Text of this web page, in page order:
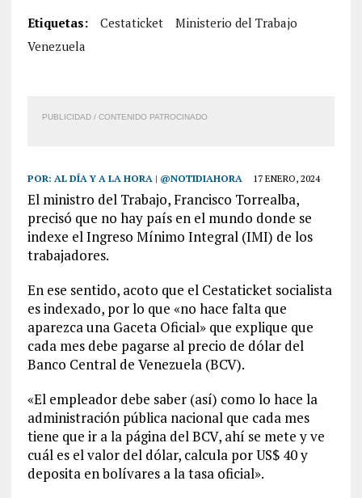
Etiquetas: Cestaticket
Ministerio del Trabajo
Venezuela
PUBLICIDAD / CONTENIDO PATROCINADO
POR: AL DÍA Y A LA HORA | @NOTIDIAHORA 17 ENERO, 2024
El ministro del Trabajo, Francisco Torrealba,
precisó que no hay país en el mundo donde se
indexe el Ingreso Mínimo Integral (IMI) de los
trabajadores.
En ese sentido, acoto que el Cestaticket socialista
es indexado, por lo que «no hace falta que
aparezca una Gaceta Oficial» que explique que
cada mes debe pagarse al precio de dólar del
Banco Central de Venezuela (BCV).
«El empleador debe saber (así) como lo hace la
administración pública nacional que cada mes
tiene que ir a la página del BCV, ahí se mete y ve
cuál es el valor del dólar, calcula por US$ 40 y
deposita en bolívares a la tasa oficial».